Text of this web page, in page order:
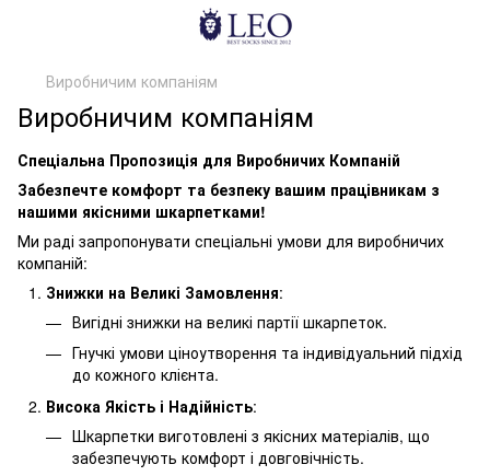
Виробничим компаніям
Виробничим компаніям
Спеціальна Пропозиція для Виробничих Компаній
Забезпечте комфорт та безпеку вашим працівникам з
нашими якісними шкарпетками!
Ми раді запропонувати спеціальні умови для виробничих
компаній:
Знижки на Великі Замовлення:
Вигідні знижки на великі партії шкарпеток.
Гнучкі умови ціноутворення та індивідуальний підхід
до кожного клієнта.
Висока Якість і Надійність:
Шкарпетки виготовлені з якісних матеріалів, що
забезпечують комфорт і довговічність.